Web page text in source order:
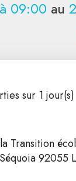
09:00 au
sur 1 jour(s)
Transition
92055